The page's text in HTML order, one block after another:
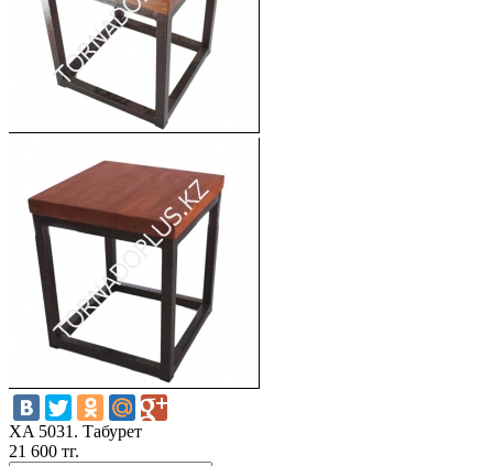
XA 5031. Табурет
21 600 тг.